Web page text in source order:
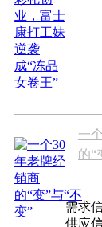
一
的“
需求
供应